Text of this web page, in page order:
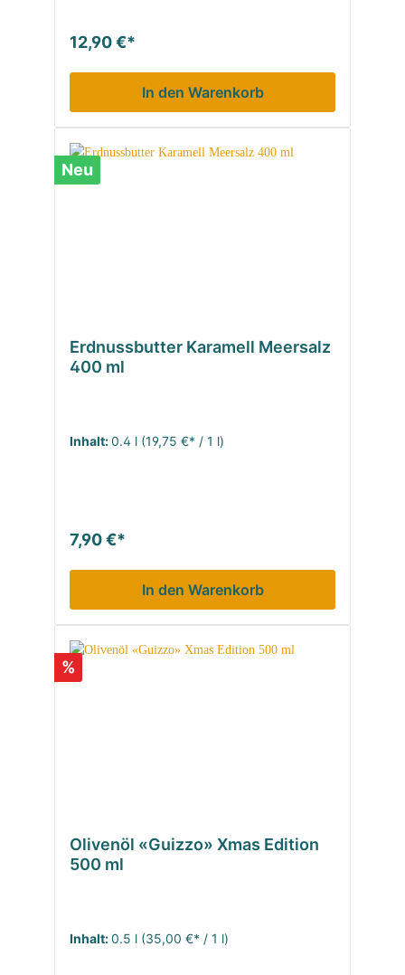
12,90 €*
In den Warenkorb
Neu
Erdnussbutter Karamell Meersalz
400 ml
Inhalt:0.4 l (19,75 €* / 1 l)
7,90 €*
In den Warenkorb
%
Olivenöl «Guizzo» Xmas Edition
500 ml
Inhalt:0.5 l (35,00 €* / 1 l)